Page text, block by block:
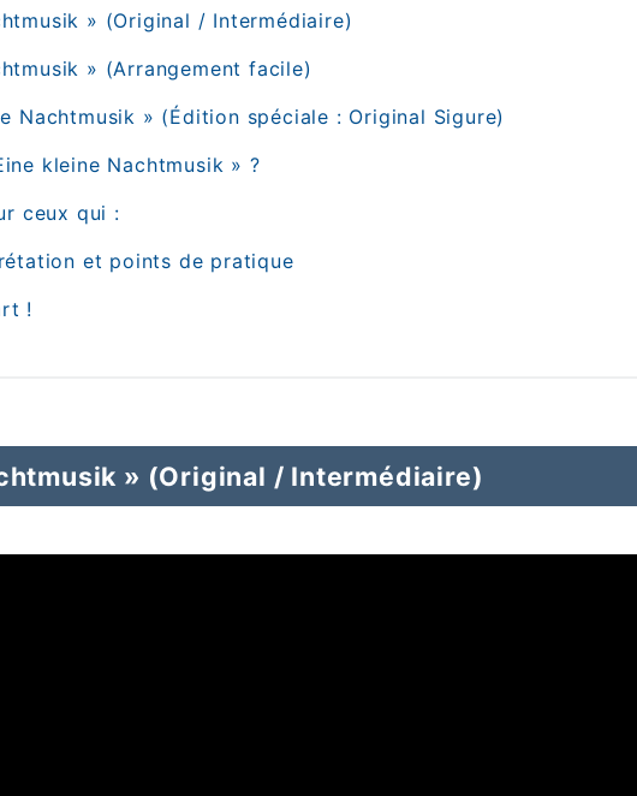
» (Original / Intermédiaire)
» (Arrangement facile)
Nachtmusik » (Édition spéciale : Original Sigure)
kleine Nachtmusik » ?
ceux qui :
et points de pratique
!
» (Original / Intermédiaire)